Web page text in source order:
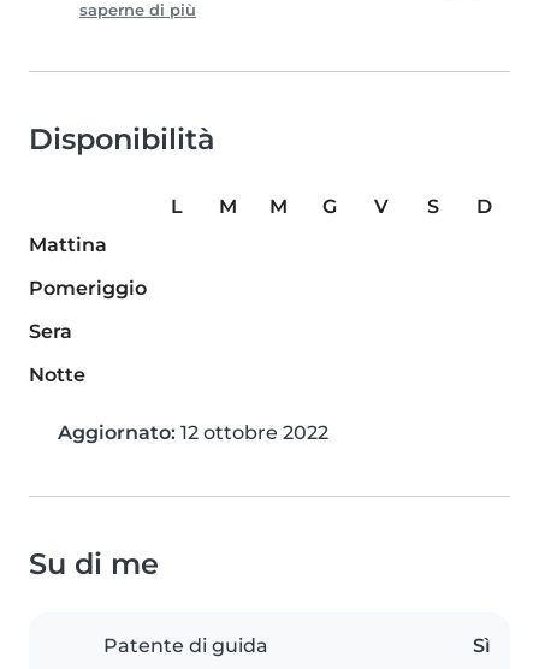
saperne di più
Disponibilità
L M M G V S
D
Mattina
Pomeriggio
Sera
Notte
Aggiornato: 12 ottobre 2022
Su di me
Patente di guida Sì